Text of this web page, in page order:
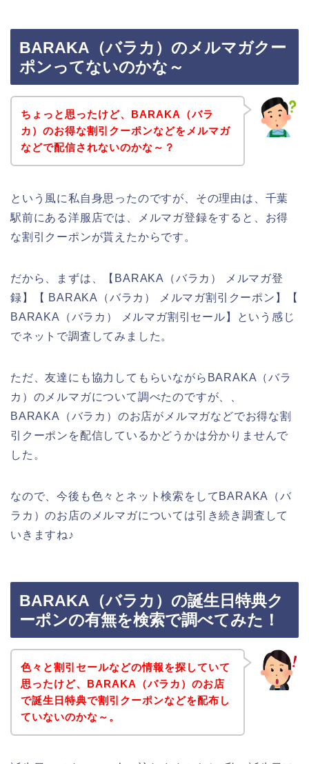
BARAKA（バラカ）のメルマガクー
ポンってないのかな～
ちょっと思ったけど、BARAKA（バラ
カ）のお得な割引クーポンなどをメルマガ
などで配信されないのかな～？
という風に私自身思ったのですが、その理由は、千葉
駅前にある洋服店では、メルマガ登録をすると、お得
な割引クーポンが貰えたからです。
だから、まずは、【BARAKA（バラカ） メルマガ登
録】【 BARAKA（バラカ） メルマガ割引クーポン】【
BARAKA（バラカ） メルマガ割引セール】という感じ
でネットで調査してみました。
ただ、友達にも協力してもらいながらBARAKA（バラ
カ）のメルマガについて調べたのですが、、
BARAKA（バラカ）のお店がメルマガなどでお得な割
引クーポンを配信しているかどうかは分かりませんで
した。
なので、今後も色々とネット検索をしてBARAKA（バ
ラカ）のお店のメルマガについては引き続き調査して
いきますね♪
BARAKA（バラカ）の誕生日特典ク
ーポンの有無を検索で調べてみた！
色々と割引セールなどの情報を探していて
思ったけど、BARAKA（バラカ）のお店
で誕生日特典で割引クーポンなどを配布し
ていないのかな～。